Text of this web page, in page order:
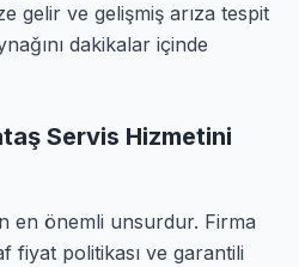
gelir ve gelişmiş arıza tespit
dakikalar içinde
Servis Hizmetini
en önemli unsurdur. Firma
fiyat politikası ve garantili